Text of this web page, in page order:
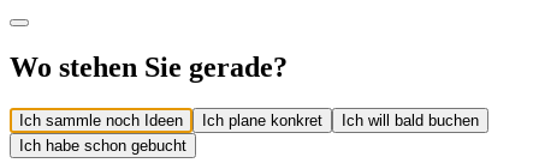
Wo stehen Sie gerade?
Ich sammle noch Ideen Ich plane konkret
Ich will bald buchen
Ich habe schon gebucht